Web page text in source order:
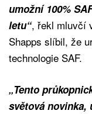
umožní 100%
letu“, řekl mluvčí
Shapps slíbil, že
technologie SAF.
„Tento
světová novinka,